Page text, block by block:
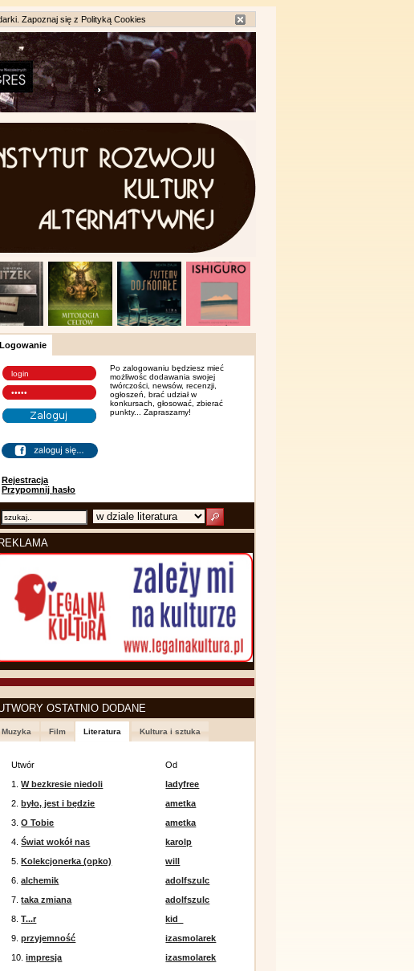
Zapoznaj się z Polityką Cookies
Logowanie
Rejestracja
Przypomnij hasło
Po zalogowaniu będziesz mieć
możliwośc dodawania swojej
twórczości, newsów, recenzji,
ogłoszeń, brać udział w
konkursach, głosować, zbierać
punkty... Zapraszamy!
REKLAMA
OSTATNIO DODANE
Muzyka Film Literatura Kultura i sztuka
Utwór
Od
1.W bezkresie niedoli
ladyfree
2.było, jest i będzie
ametka
3.O Tobie
ametka
4.Świat wokół nas
karolp
5.Kolekcjonerka (opko)
will
6.alchemik
adolfszulc
7.taka zmiana
adolfszulc
8.T...r
kid_
9.przyjemność
izasmolarek
10.impresja izasmolarek